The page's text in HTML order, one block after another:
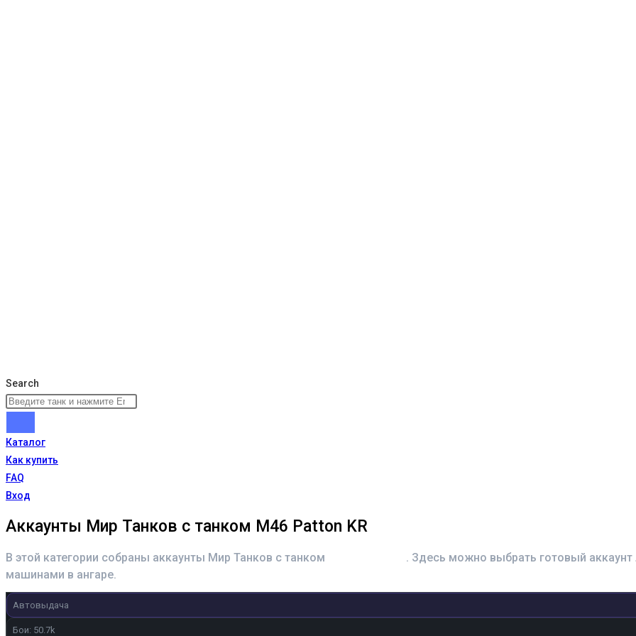
Search
Каталог
Как купить
FAQ
Вход
Аккаунты Мир Танков с танком M46 Patton KR
В этой категории собраны аккаунты Мир Танков с танком
. Здесь можно выбрать готовый
машинами в ангаре.
Автовыдача
Бои: 50.7k